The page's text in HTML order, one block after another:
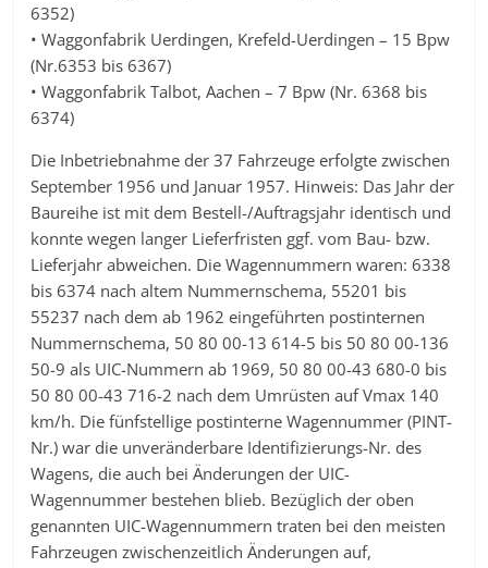
6352)
• Waggonfabrik Uerdingen, Krefeld-Uerdingen – 15 Bpw
(Nr.6353 bis 6367)
• Waggonfabrik Talbot, Aachen – 7 Bpw (Nr. 6368 bis
6374)
Die Inbetriebnahme der 37 Fahrzeuge erfolgte zwischen
September 1956 und Januar 1957. Hinweis: Das Jahr der
Baureihe ist mit dem Bestell-/Auftragsjahr identisch und
konnte wegen langer Lieferfristen ggf. vom Bau- bzw.
Lieferjahr abweichen. Die Wagennummern waren: 6338
bis 6374 nach altem Nummernschema, 55201 bis
55237 nach dem ab 1962 eingeführten postinternen
Nummernschema, 50 80 00-13 614-5 bis 50 80 00-136
50-9 als UIC-Nummern ab 1969, 50 80 00-43 680-0 bis
50 80 00-43 716-2 nach dem Umrüsten auf Vmax 140
km/h. Die fünfstellige postinterne Wagennummer (PINT-
Nr.) war die unveränderbare Identifizierungs-Nr. des
Wagens, die auch bei Änderungen der UIC-
Wagennummer bestehen blieb. Bezüglich der oben
genannten UIC-Wagennummern traten bei den meisten
Fahrzeugen zwischenzeitlich Änderungen auf,